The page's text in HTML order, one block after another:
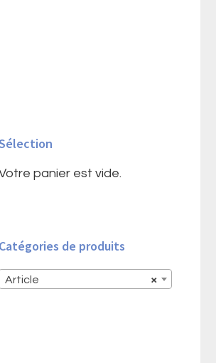
panier est vide.
Catégories de produits
×
Article